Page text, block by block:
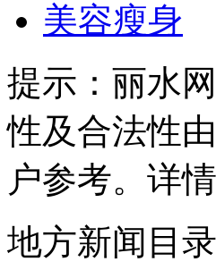
美容瘦身
提示： 丽水
性及合法性
户参考。详
地方新闻目